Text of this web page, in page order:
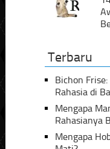
Terbaru
Bichon
Rahasia di
Mengapa
Rahasianya
Mengapa